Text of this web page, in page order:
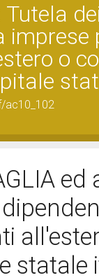
Tutela
imprese
o
ac10_102